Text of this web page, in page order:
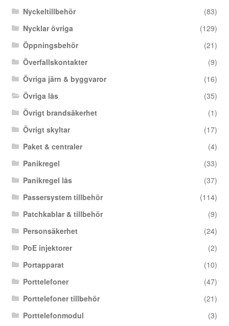
Nyckeltillbehör
(83)
Nycklar övriga
(129)
Öppningsbehör
(21)
Överfallskontakter
(9)
Övriga järn & byggvaror
(16)
Övriga lås
(35)
Övrigt brandsäkerhet
(1)
Övrigt skyltar
(17)
Paket & centraler
(4)
Panikregel
(33)
Panikregel lås
(37)
Passersystem tillbehör
(114)
Patchkablar & tillbehör
(9)
Personsäkerhet
(24)
PoE injektorer
(2)
Portapparat
(10)
Porttelefoner
(47)
Porttelefoner tillbehör
(21)
Porttelefonmodul
(3)